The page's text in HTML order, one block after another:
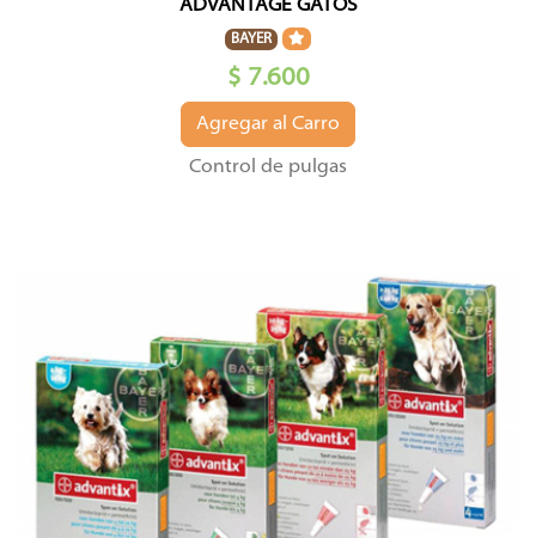
ADVANTAGE GATOS
BAYER
$ 7.600
Agregar al Carro
Control de pulgas